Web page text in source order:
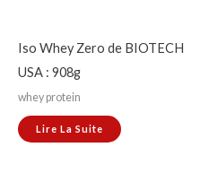
Iso Whey Zero de BIOTECH
USA : 908g
whey protein
Lire La Suite